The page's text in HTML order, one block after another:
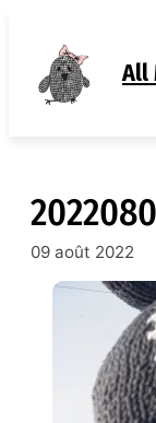
contenu
All
09 août 2022